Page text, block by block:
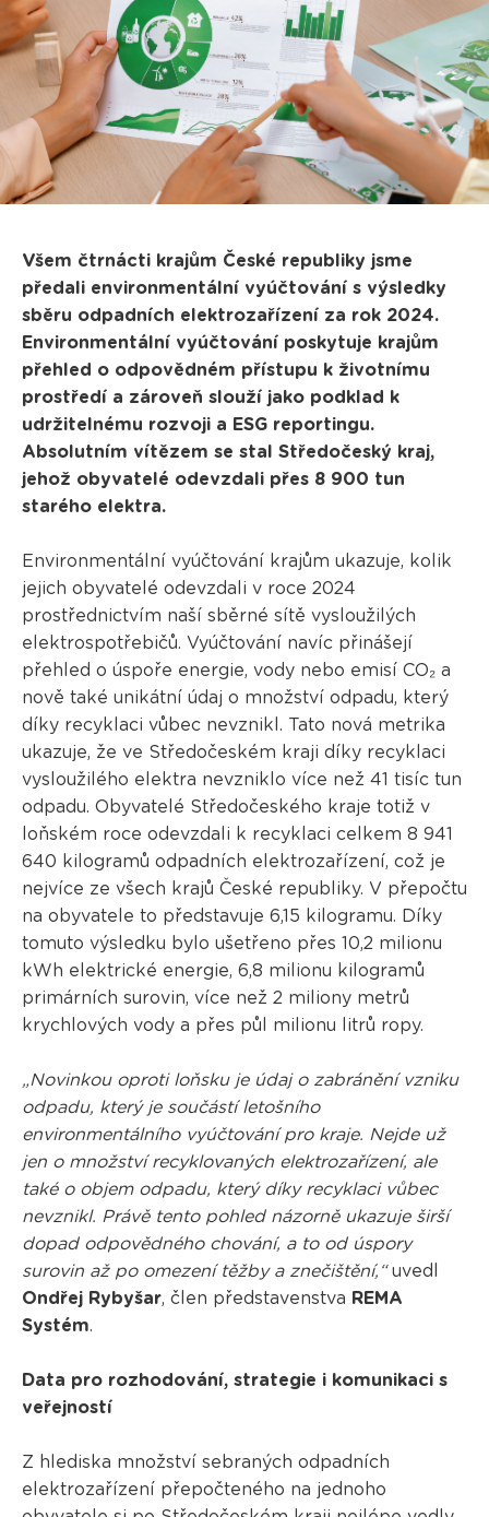
Všem čtrnácti krajům České republiky jsme
předali environmentální vyúčtování s výsledky
sběru odpadních elektrozařízení za rok 2024.
Environmentální vyúčtování poskytuje krajům
přehled o odpovědném přístupu k životnímu
prostředí a zároveň slouží jako podklad k
udržitelnému rozvoji a ESG reportingu.
Absolutním vítězem se stal Středočeský kraj,
jehož obyvatelé odevzdali přes 8 900 tun
starého elektra.
Environmentální vyúčtování krajům ukazuje, kolik
jejich obyvatelé odevzdali v roce 2024
prostřednictvím naší sběrné sítě vysloužilých
elektrospotřebičů. Vyúčtování navíc přinášejí
přehled o úspoře energie, vody nebo emisí CO₂ a
nově také unikátní údaj o množství odpadu, který
díky recyklaci vůbec nevznikl. Tato nová metrika
ukazuje, že ve Středočeském kraji díky recyklaci
vysloužilého elektra nevzniklo více než 41 tisíc tun
odpadu. Obyvatelé Středočeského kraje totiž v
loňském roce odevzdali k recyklaci celkem 8 941
640 kilogramů odpadních elektrozařízení, což je
nejvíce ze všech krajů České republiky. V přepočtu
na obyvatele to představuje 6,15 kilogramu. Díky
tomuto výsledku bylo ušetřeno přes 10,2 milionu
kWh elektrické energie, 6,8 milionu kilogramů
primárních surovin, více než 2 miliony metrů
krychlových vody a přes půl milionu litrů ropy.
„Novinkou oproti loňsku je údaj o zabránění vzniku
odpadu, který je součástí letošního
environmentálního vyúčtování pro kraje. Nejde už
jen o množství recyklovaných elektrozařízení, ale
také o objem odpadu, který díky recyklaci vůbec
nevznikl. Právě tento pohled názorně ukazuje širší
dopad odpovědného chování, a to od úspory
surovin až po omezení těžby a znečištění,“uvedl
Ondřej Rybyšar, člen představenstva REMA
Systém.
Data pro rozhodování, strategie i komunikaci s
veřejností
Z hlediska množství sebraných odpadních
elektrozařízení přepočteného na jednoho